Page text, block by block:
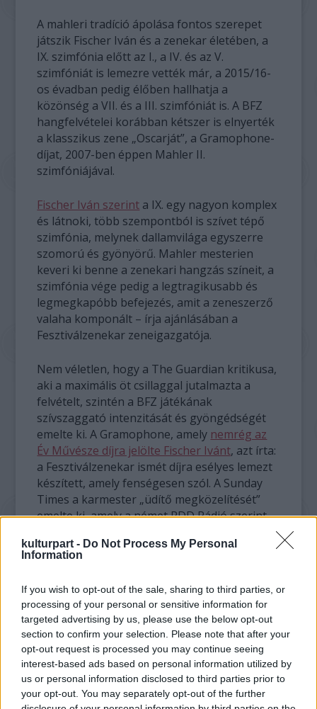
kulturpart - Do Not Process My Personal
Information
If you wish to opt-out of the sale, sharing to third parties, or
processing of your personal or sensitive information for
targeted advertising by us, please use the below opt-out
section to confirm your selection. Please note that after your
opt-out request is processed you may continue seeing
interest-based ads based on personal information utilized by
us or personal information disclosed to third parties prior to
your opt-out. You may separately opt-out of the further
A mahleri tradíció ápolása fontos szerepet
játszik Fischer Iván és a zenekar életében, a
IX. szimfónia előtt az I., a IV. és az V.
szimfóniát is lemezre vették már, a 2015/16-
os évadban pedig élőben hallhatja a
közönség a VII. és a III. szimfóniát is. A BFZ
hangfelvételei korábban kétszer is elnyerték
a klasszikus zene „Oscarját”, a Gramophone-
díjat, 2007-ben éppen Mahler II.
szimfóniájával.
Fischer Iván szerint a IX. egy nagyon komplex
és látnoki, több szempontból is szívet tépő
szimfónia, melynek dallamvilága egyszerre
szomorú és gyönyörű. Mahler mesterien
keveri ki benne a zenekari hangzás színeit, a
szimfónia vége pedig a legtragikusabb és
legmegkapóbb befejezés, amit a zeneszerző
valaha komponált – írja ajánlásában a
Fesztiválzenekar zeneigazgatója.
Nem véletlen, hogy a The Guardian kritikusa,
aki a maximális öt csillaggal jutalmazta a
felvételt, szintén a BFZ játékának
szívszaggató intenzitását és gyöngédségét
emelte ki. A Gramophone, amely nemrég az
Év Művésze díjra jelölte Fischer Ivánt, azt írta:
a Fesztiválzenekar ismét díjra esélyes lemezt
készített, amely fenségesen szól. A Sunday
Times a karmester „üdítő megközelítését”
emelte ki, amely a német RDD Rádió szerint
Christoph von Dohnányi interpretációi.